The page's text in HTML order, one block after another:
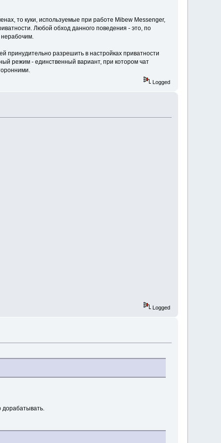
то куки, используемые при работе Mibew Messenger,
Любой обход данного поведения - это, по
нерабочим.
принудительно разрешить в настройках приватности
режим - единственный вариант, при котором чат
Logged
Logged
дорабатывать.